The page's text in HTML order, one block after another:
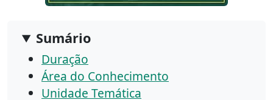
Sumário
Duração
Área do Conhecimento
Unidade Temática